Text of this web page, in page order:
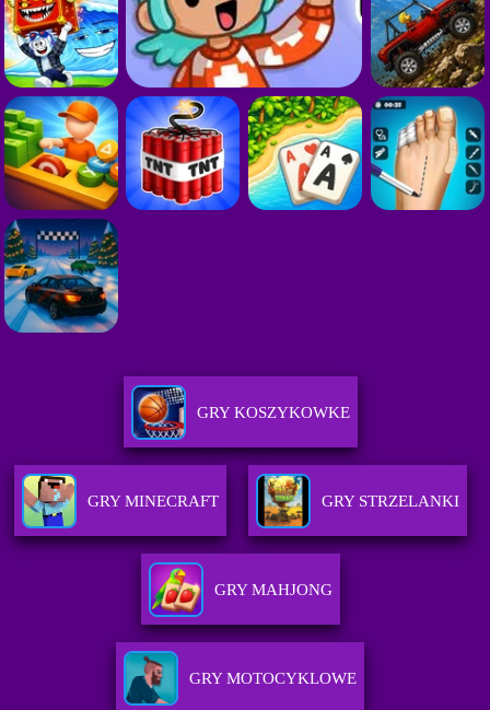
GRY KOSZYKOWKE
GRY MINECRAFT GRY STRZELANKI
GRY MAHJONG
GRY MOTOCYKLOWE